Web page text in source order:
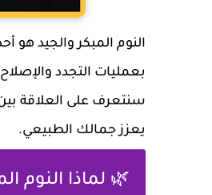
النوم المبكر والجيد هو
بعمليات التجدد
سنتعرف على العلاقة
يعزز جمالك الطبيعي.
🌿 لماذا النوم